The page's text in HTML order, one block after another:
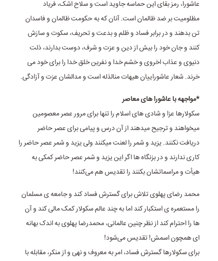
عاشورا، رمز بقای این حماسه جاوید است و سلاح اشک، فریاد
مظلومیت بر ضد ظالمان است. آنان که به حکومت ظالمان و فاسدان
تن بدهند و در برابر فساد و ظلم و بدعت و تحریف، سکوت و سازش
کنند و جان خود را بیش از دین و عزت و شرف، دوست بدارند، ذلت
دنیوی و عذاب اخروی و خشم خدا و نفرین خلق خدا را برای خود می
خرند. شعار عاشوراییان هیهات منالذله است و مدالشان عزت و آزادگی.
*مواجهه با عاشورا های معاصر
سکولارها عزا و شادی های اسلام را تنها برای مرور عصر معصومین
میخواهند و ترجیح میدهند از آن درس و پیامی برای عصر حاضر
دریافت نکنند. یزید و شمر را لعنت میکنند ولی یزید و شمر عصر حاضر را
کاری ندارند و در بزنگاه ها اگر این یزید و شمر عصر حاضر کمکی به
هیأت و مراسماتشان بکنند را تقدیس هم می‌کنند!
محمد رضای پهلوی تلاش برای گسترش فساد کند و جامعه ی مسلمان
را مستعمره ی استکبار کند اما به چند عالم سکولار کمک مالی کند و آن
ها را احترام کند از نظر چنین عالمانی، محمدرضا پهلوی به اندک بهانه
ای همچون اسمش! تقدیس می‌شود!
برای سکولارها گسترش فساد، امر به معروف و نهی و از منکر، مقابله با